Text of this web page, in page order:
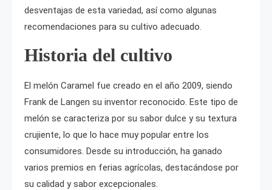
desventajas de esta variedad, así como algunas
recomendaciones para su cultivo adecuado.
Historia del cultivo
El melón Caramel fue creado en el año 2009, siendo
Frank de Langen su inventor reconocido. Este tipo de
melón se caracteriza por su sabor dulce y su textura
crujiente, lo que lo hace muy popular entre los
consumidores. Desde su introducción, ha ganado
varios premios en ferias agrícolas, destacándose por
su calidad y sabor excepcionales.